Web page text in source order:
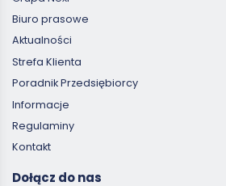
Biuro prasowe
Aktualności
Strefa Klienta
Poradnik Przedsiębiorcy
Informacje
Regulaminy
Kontakt
Dołącz do nas